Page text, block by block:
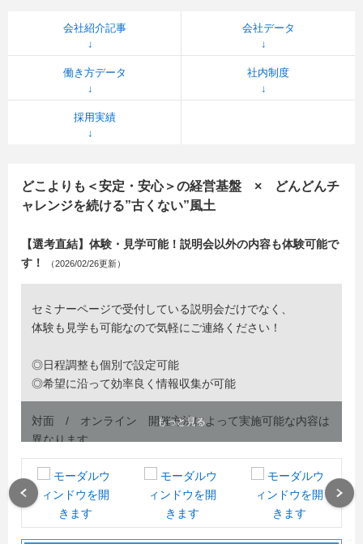
会社紹介記事 会社データ
働き方データ 社内制度
採用実績
どこよりも＜安定・安心＞の経営基盤 × どんどんチ
ャレンジを続ける”古くない”風土
【選考直結】体験・見学可能！説明会以外の内容も体験可能で
す！
（2026/02/26更新）
セミナーページで受付している説明会だけでなく、
体験も見学も可能なので気軽にご連絡ください！
◎日程調整も個別で設定可能
◎希望に沿って効率良く情報収集が可能
対面 / オンライン 開催方法によって実施可能な内容は
異なります。
【会社説明会】
■ホンダ運送ってどんな会社？企業の紹介
■物流業界の仕事の紹介 / ホンダ運送での仕事
もっと見る